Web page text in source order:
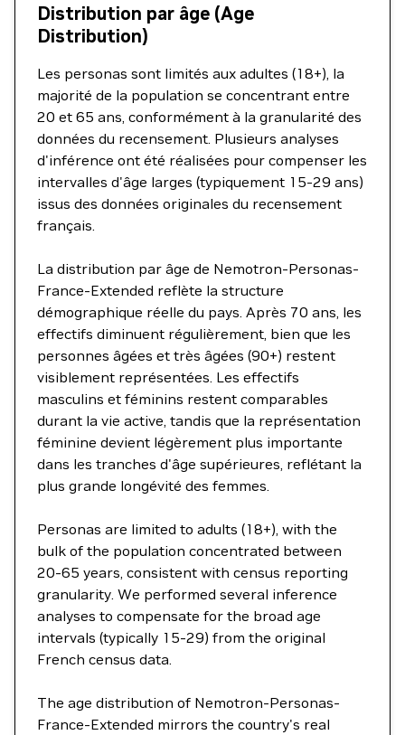
Distribution par âge (Age
Distribution)
Les personas sont limités aux adultes (18+), la
majorité de la population se concentrant entre
20 et 65 ans, conformément à la granularité des
données du recensement. Plusieurs analyses
d'inférence ont été réalisées pour compenser les
intervalles d'âge larges (typiquement 15-29 ans)
issus des données originales du recensement
français.
La distribution par âge de Nemotron-Personas-
France-Extended reflète la structure
démographique réelle du pays. Après 70 ans, les
effectifs diminuent régulièrement, bien que les
personnes âgées et très âgées (90+) restent
visiblement représentées. Les effectifs
masculins et féminins restent comparables
durant la vie active, tandis que la représentation
féminine devient légèrement plus importante
dans les tranches d'âge supérieures, reflétant la
plus grande longévité des femmes.
Personas are limited to adults (18+), with the
bulk of the population concentrated between
20-65 years, consistent with census reporting
granularity. We performed several inference
analyses to compensate for the broad age
intervals (typically 15-29) from the original
French census data.
The age distribution of Nemotron-Personas-
France-Extended mirrors the country's real